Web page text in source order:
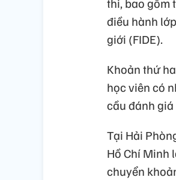
điều hành
giới (FIDE).
Khoản thứ
học viên có
cầu đánh giá
Tại Hải
Hồ Chí Minh
chuyển